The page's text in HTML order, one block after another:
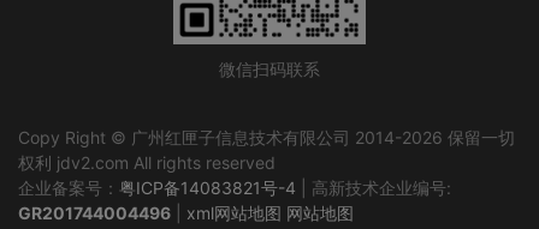
微信扫码联系
Copy Right © 广州红匣子信息技术有限公司 2014-2026 保留一切
权利 jdv2.com All rights reserved
企业备案号： 粤ICP备14083821号-4 | 高新技术企业编号:
GR201744004496
xml网站地图 网站地图